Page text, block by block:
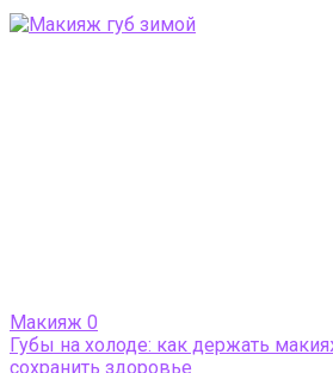
Макияж 0
Губы на холоде: как держать
сохранить здоровье